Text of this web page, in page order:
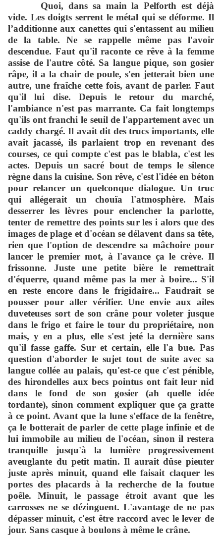
Quoi, dans sa main la Pelforth est déjà
vide. Les doigts serrent le métal qui se déforme. Il
l’additionne aux canettes qui s'entassent au milieu
de la table. Ne se rappelle même pas l'avoir
descendue. Faut qu'il raconte ce rêve à la femme
assise de l'autre côté. Sa langue pique, son gosier
râpe, il a la chair de poule, s'en jetterait bien une
autre, une fraîche cette fois, avant de parler. Faut
qu'il lui dise. Depuis le retour du marché,
l'ambiance n'est pas marrante. Ca fait longtemps
qu'ils ont franchi le seuil de l'appartement avec un
caddy chargé. Il avait dit des trucs importants, elle
avait jacassé, ils parlaient trop en revenant des
courses, ce qui compte c'est pas le blabla, c'est les
actes. Depuis un sacré bout de temps le silence
règne dans la cuisine. Son rêve, c'est l'idée en béton
pour relancer un quelconque dialogue. Un truc
qui allégerait un chouïa l'atmosphère. Mais
desserrer les lèvres pour enclencher la parlotte,
tenter de remettre des points sur les i alors que des
images de plage et d'océan se délavent dans sa tête,
rien que l'option de descendre sa mâchoire pour
lancer le premier mot, à l'avance ça le crève. Il
frissonne. Juste une petite bière le remettrait
d'équerre, quand même pas la mer à boire... S'il
en reste encore dans le frigidaire... Faudrait se
pousser pour aller vérifier. Une envie aux ailes
duveteuses sort de son crâne pour voleter jusque
dans le frigo et faire le tour du propriétaire, non
mais, y en a plus, elle s'est jeté la dernière sans
qu'il fasse gaffe. Sur et certain, elle l'a bue. Pas
question d'aborder le sujet tout de suite avec sa
langue collée au palais, qu'est-ce que c'est pénible,
des hirondelles aux becs pointus ont fait leur nid
dans le fond de son gosier (ah quelle idée
tordante), sinon comment expliquer que ça gratte
à ce point. Avant que la lune s'efface de la fenêtre,
ça le botterait de parler de cette plage infinie et de
lui immobile au milieu de l'océan, sinon il restera
tranquille jusqu'à la lumière progressivement
aveuglante du petit matin. Il aurait dûse pieuter
juste après minuit, quand elle faisait claquer les
portes des placards à la recherche de la foutue
poêle. Minuit, le passage étroit avant que les
carrosses ne se dézinguent. L'avantage de ne pas
dépasser minuit, c'est être raccord avec le lever de
jour. Sans casque à boulons à même le crâne.